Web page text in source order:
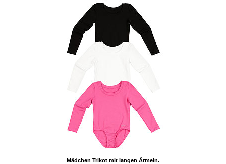
Mädchen Trikot mit langen Ärmeln.